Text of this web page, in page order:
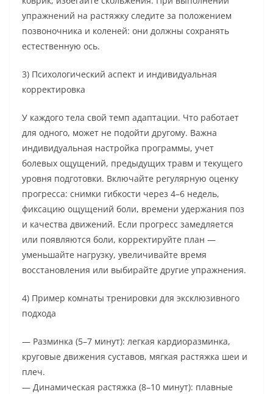
упражнений на растяжку следите за положением
позвоночника и коленей: они должны сохранять
естественную ось.
3) Психологический аспект и индивидуальная
корректировка
У каждого тела свой темп адаптации. Что работает
для одного, может не подойти другому. Важна
индивидуальная настройка программы, учет
болевых ощущений, предыдущих травм и текущего
уровня подготовки. Включайте регулярную оценку
прогресса: снимки гибкости через 4–6 недель,
фиксацию ощущений боли, времени удержания поз
и качества движений. Если прогресс замедляется
или появляются боли, корректируйте план —
уменьшайте нагрузку, увеличивайте время
восстановления или выбирайте другие упражнения.
4) Пример комнаты тренировки для эксклюзивного
подхода
— Разминка (5–7 минут): легкая кардиоразминка,
круговые движения суставов, мягкая растяжка шеи и
плеч.
— Динамическая растяжка (8–10 минут): плавные